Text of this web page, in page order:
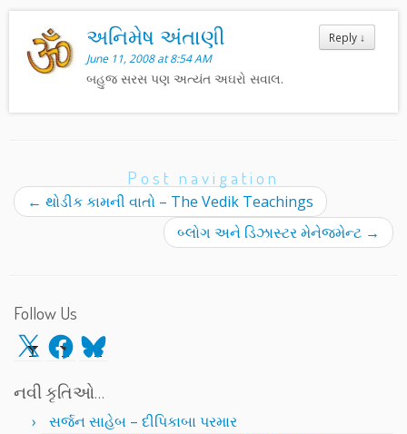
Reply ↓
અનિમેષ અંતાણી
June 11, 2008 at 8:54 AM
બહુજ સરસ પણ અત્યંત અઘરો સવાલ.
Post navigation
← થોડીક કામની વાતો – The Vedik Teachings
બ્લોગ અને ડિઝાસ્ટર મેનેજમેન્ટ →
Follow Us
X Facebook
Bluesky
નવી કૃતિઓ…
સર્જન સાહેબ – દીપિકાબા પરમાર